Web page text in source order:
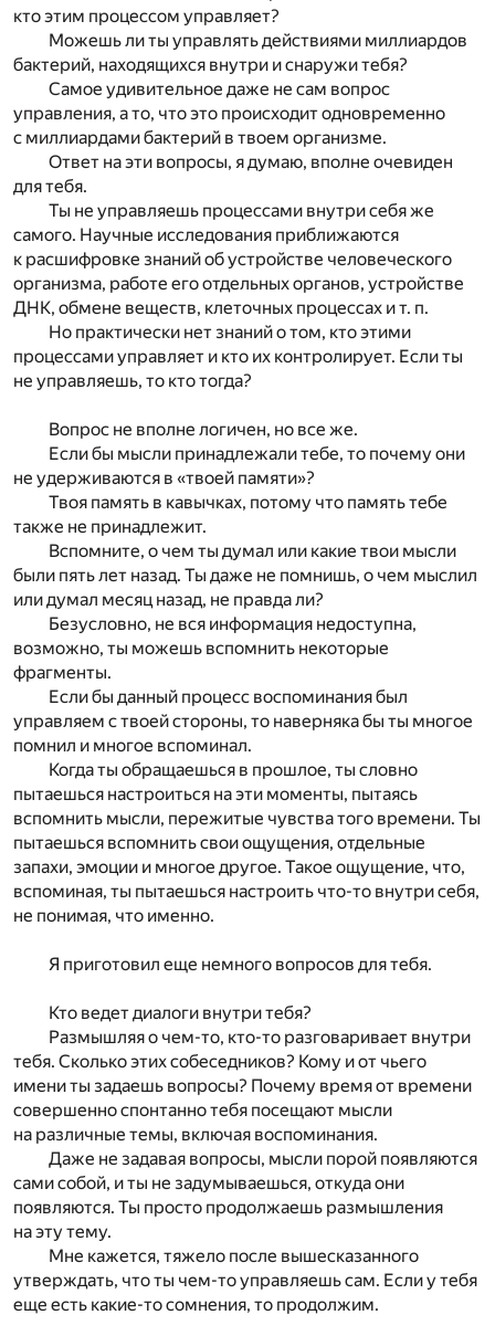
кто этим процессом управляет?
Можешь ли ты управлять действиями миллиардов
бактерий, находящихся внутри и снаружи тебя?
Самое удивительное даже не сам вопрос
управления, а то, что это происходит одновременно
с миллиардами бактерий в твоем организме.
Ответ на эти вопросы, я думаю, вполне очевиден
для тебя.
Ты не управляешь процессами внутри себя же
самого. Научные исследования приближаются
к расшифровке знаний об устройстве человеческого
организма, работе его отдельных органов, устройстве
ДНК, обмене веществ, клеточных процессах и т. п.
Но практически нет знаний о том, кто этими
процессами управляет и кто их контролирует. Если ты
не управляешь, то кто тогда?
Вопрос не вполне логичен, но все же.
Если бы мысли принадлежали тебе, то почему они
не удерживаются в «твоей памяти»?
Твоя память в кавычках, потому что память тебе
также не принадлежит.
Вспомните, о чем ты думал или какие твои мысли
были пять лет назад. Ты даже не помнишь, о чем мыслил
или думал месяц назад, не правда ли?
Безусловно, не вся информация недоступна,
возможно, ты можешь вспомнить некоторые
фрагменты.
Если бы данный процесс воспоминания был
управляем с твоей стороны, то наверняка бы ты многое
помнил и многое вспоминал.
Когда ты обращаешься в прошлое, ты словно
пытаешься настроиться на эти моменты, пытаясь
вспомнить мысли, пережитые чувства того времени. Ты
пытаешься вспомнить свои ощущения, отдельные
запахи, эмоции и многое другое. Такое ощущение, что,
вспоминая, ты пытаешься настроить что-то внутри себя,
не понимая, что именно.
Я приготовил еще немного вопросов для тебя.
Кто ведет диалоги внутри тебя?
Размышляя о чем-то, кто-то разговаривает внутри
тебя. Сколько этих собеседников? Кому и от чьего
имени ты задаешь вопросы? Почему время от времени
совершенно спонтанно тебя посещают мысли
на различные темы, включая воспоминания.
Даже не задавая вопросы, мысли порой появляются
сами собой, и ты не задумываешься, откуда они
появляются. Ты просто продолжаешь размышления
на эту тему.
Мне кажется, тяжело после вышесказанного
утверждать, что ты чем-то управляешь сам. Если у тебя
еще есть какие-то сомнения, то продолжим.